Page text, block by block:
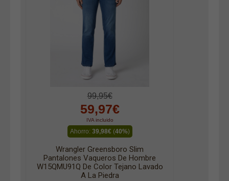
99,95€
59,97€
IVA incluido
Ahorro: 39,98€(40%)
Wrangler Greensboro Slim
Pantalones Vaqueros De Hombre
W15QMU91Q De Color Tejano Lavado
A La Piedra